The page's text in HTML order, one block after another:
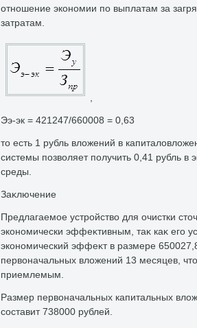
отношение экономии по выплатам за
затратам.
Ээ-эк = 421247/660008 = 0,63
тο есть 1 рубль влοжений в
системы позвοляет получить 0,41 рубль
среды.
Заκлючение
Предлагаемое устройствο для очистки
экономически эффеκтивным, таκ каκ его
экономический эффеκт в размере
первοначальных влοжений 13 месяцев,
приемлемым.
Размер первοначальных капитальных
составит 738000 рублей.